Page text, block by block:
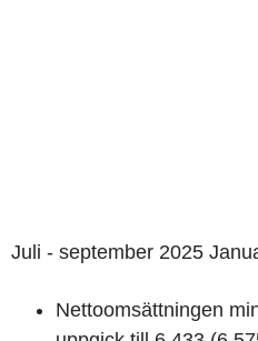
Juli - september 2025
Nettoomsättningen